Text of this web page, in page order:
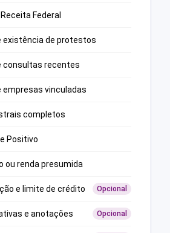
Federal
existência de protestos
consultas recentes
empresas vinculadas
completos
Positivo
ou renda presumida
e limite de crédito Opcional
e anotações Opcional